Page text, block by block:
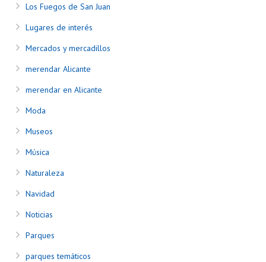
Los Fuegos de San Juan
Lugares de interés
Mercados y mercadillos
merendar Alicante
merendar en Alicante
Moda
Museos
Música
Naturaleza
Navidad
Noticias
Parques
parques temáticos